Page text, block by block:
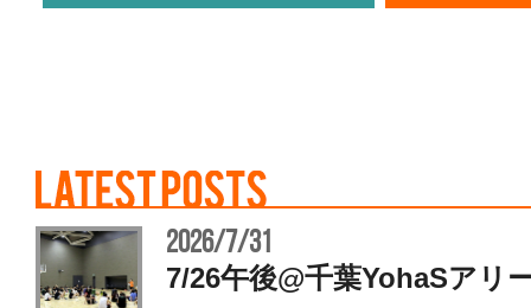
2026/7/31
7/26午後@千葉YohaSア